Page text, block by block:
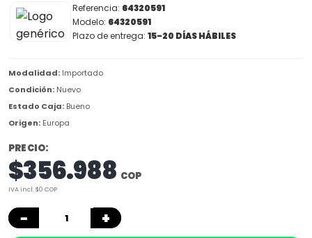
Referencia: 64320591
Modelo: 64320591
Plazo de entrega: 15-20 DÍAS HÁBILES
Modalidad: Importado
Condición: Nuevo
Estado Caja: Bueno
Origen: Europa
PRECIO:
$356.988 COP
IVA incl: $0 COP
− +